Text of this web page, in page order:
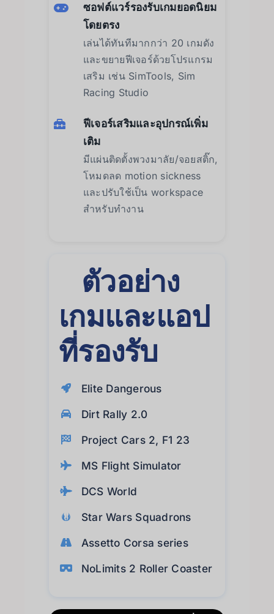
ซอฟต์แวร์รองรับเกมยอดนิยม
โดยตรง
เล่นได้ทันทีมากกว่า 20 เกมดัง
และขยายฟีเจอร์ด้วยโปรแกรม
เสริม เช่น SimTools, Sim
Racing Studio
ฟีเจอร์เสริมและอุปกรณ์เพิ่ม
เติม
มีแผ่นติดตั้งพวงมาลัย/จอยสติ๊ก,
โหมดลด motion sickness
และปรับใช้เป็น workspace
สำหรับทำงาน
ตัวอย่าง
เกมและแอป
ที่รองรับ
Elite Dangerous
Dirt Rally 2.0
Project Cars 2, F1 23
MS Flight Simulator
DCS World
Star Wars Squadrons
Assetto Corsa series
NoLimits 2 Roller Coaster